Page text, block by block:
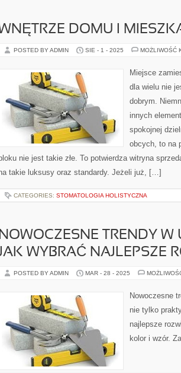
DOMU I
POSTED BY ADMIN SIE - 1 - 2025 MOŻLIWOŚĆ
Miejsce
dla wielu nie
dobrym.
innych
spokojnej
obcych, to na
bloku nie jest takie złe. To potwierdza witryna
takie luksusy oraz standardy. Jeżeli już, […]
CATEGORIES: STOMATOLOGIA HOLISTYCZNA
NOWOCZESNE TRENDY
WYBRAĆ NAJLEPSZE
POSTED BY ADMIN MAR - 28 - 2025
Nowoczesne
nie tylko
najlepsze
kolor i wzór.